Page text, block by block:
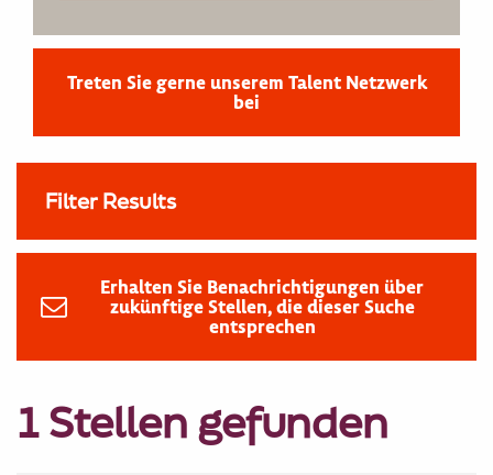
Treten Sie gerne unserem Talent Netzwerk
bei
Filter Results
Erhalten Sie Benachrichtigungen über
zukünftige Stellen, die dieser Suche
entsprechen
1 Stellen gefunden